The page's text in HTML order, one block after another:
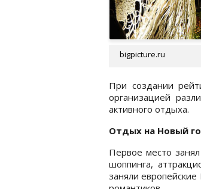
bigpicture.ru
При создании
организацией
активного отдыха.
Отдых на Новый
Первое место
шоппинга,
заняли